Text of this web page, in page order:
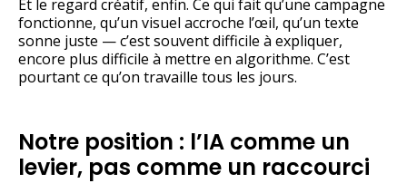
Et le regard créatif, enfin. Ce qui fait qu’une campagne
fonctionne, qu’un visuel accroche l’œil, qu’un texte
sonne juste — c’est souvent difficile à expliquer,
encore plus difficile à mettre en algorithme. C’est
pourtant ce qu’on travaille tous les jours.
Notre position : l’IA comme un
levier, pas comme un raccourci